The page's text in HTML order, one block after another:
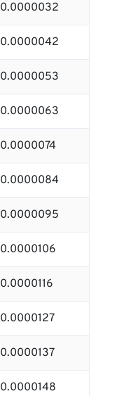
0.0000032
0.0000042
0.0000053
0.0000063
0.0000074
0.0000084
0.0000095
0.0000106
0.0000116
0.0000127
0.0000137
0.0000148